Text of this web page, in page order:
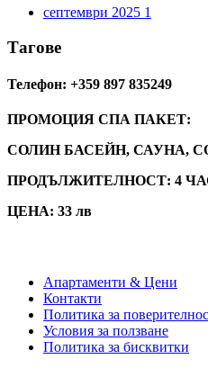
септември 2025 1
Тагове
Телефон: +359 897 835249
ПРОМОЦИЯ СПА ПАКЕТ:
СОЛИН БАСЕЙН, САУНА,
ПРОДЪЛЖИТЕЛНОСТ: 4
ЦЕНА: 33 лв
Апартаменти & Цени
Контакти
Политика за
Условия за ползване
Политика за бисквитки